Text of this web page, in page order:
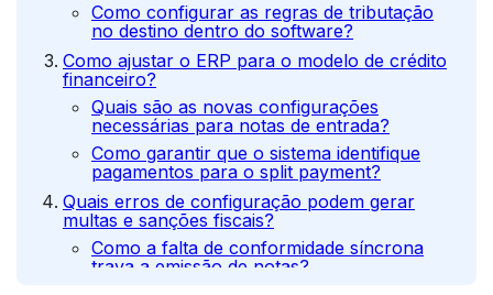
Como configurar as regras de tributação
no destino dentro do software?
Como ajustar o ERP para o modelo de crédito
financeiro?
Quais são as novas configurações
necessárias para notas de entrada?
Como garantir que o sistema identifique
pagamentos para o split payment?
Quais erros de configuração podem gerar
multas e sanções fiscais?
Como a falta de conformidade síncrona
trava a emissão de notas?